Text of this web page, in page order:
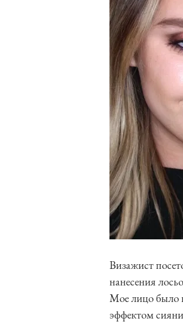
Визажист
нанесения
Мое лицо было
эффектом